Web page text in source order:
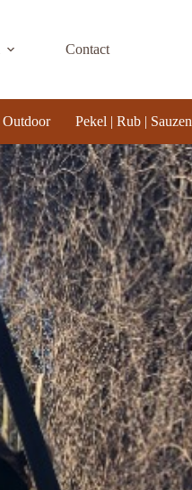
Contact
Outdoor Pekel | Rub | Sauzen